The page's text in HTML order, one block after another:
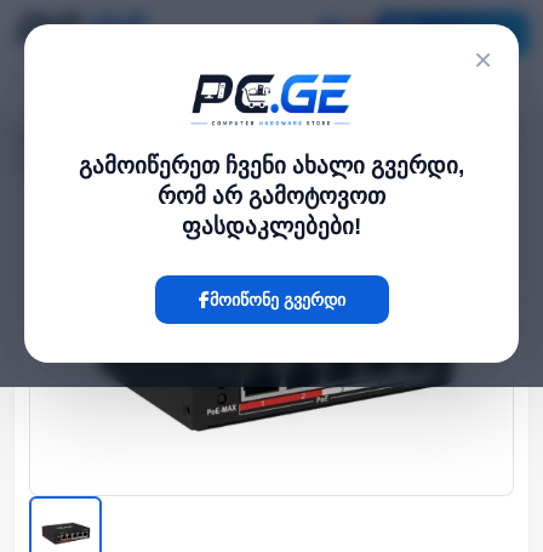
×
გამოიწერეთ ჩვენი ახალი გვერდი,
რომ არ გამოტოვოთ
ფასდაკლებები!
მოიწონე გვერდი
PoE სვიჩი - 4 PoE (at/af) პორტი, არამართვადი, HiLook